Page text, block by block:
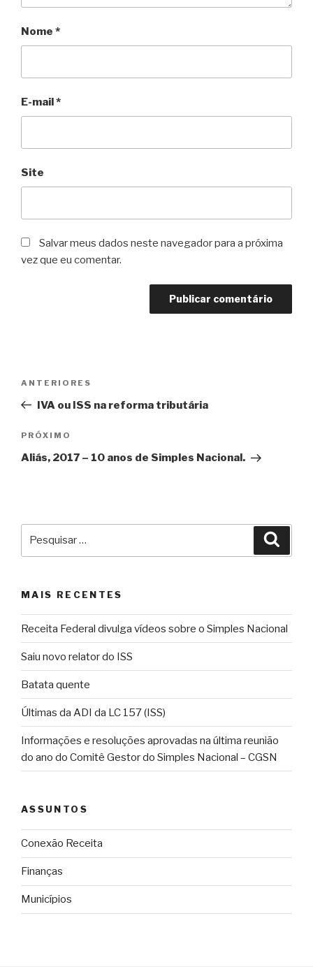
Nome *
E-mail*
Site
Salvar meus dados neste navegador para a próxima
vez que eu comentar.
Post
Post
anterior
ANTERIORES
IVA ou ISS na reforma tributária
Próximo
post
PRÓXIMO
Aliás, 2017 – 10 anos de Simples Nacional.
MAIS RECENTES
Receita Federal divulga vídeos sobre o Simples Nacional
Saiu novo relator do ISS
Batata quente
Últimas da ADI da LC 157 (ISS)
Informações e resoluções aprovadas na última reunião
do ano do Comitê Gestor do Simples Nacional – CGSN
ASSUNTOS
Conexão Receita
Finanças
Municípios